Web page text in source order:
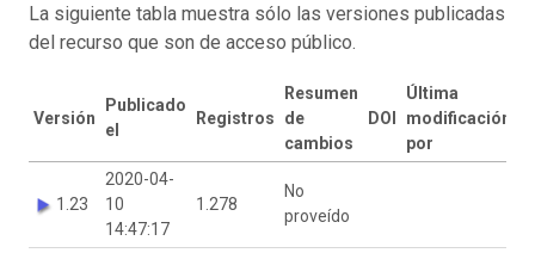
La siguiente tabla muestra sólo las versiones publicadas
del recurso que son de acceso público.
Versión
Publicado
el
Registros
Resumen
de
cambios
DOI
Última
modificación
por
1.23
2020-04-
10
14:47:17
1.278
No
proveído